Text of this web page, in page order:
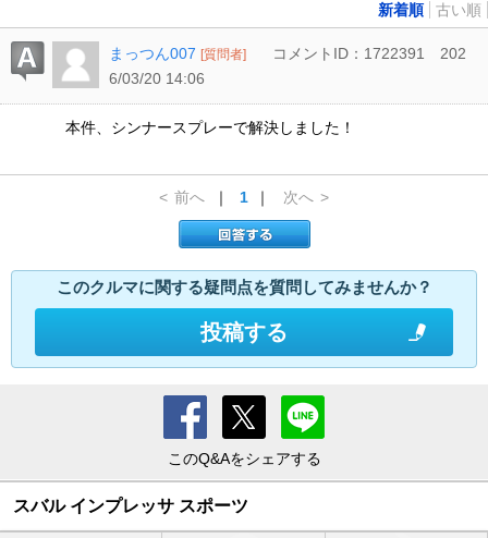
新着順 古い順
まっつん007 [質問者] コメントID：1722391
202
6/03/20 14:06
本件、シンナースプレーで解決しました！
< 前へ ｜ 1 ｜ 次へ >
このクルマに関する疑問点を質問してみませんか？
投稿する
このQ&Aをシェアする
スバル インプレッサ スポーツ